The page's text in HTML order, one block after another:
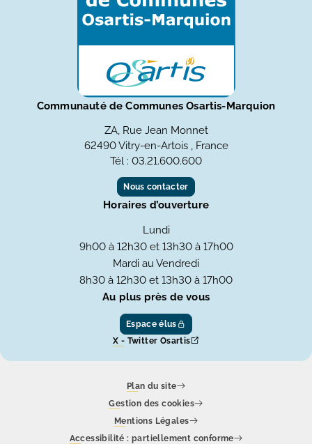
Communauté de Communes Osartis-Marquion
ZA, Rue Jean Monnet
62490 Vitry-en-Artois , France
Tél : 03.21.600.600
Nous contacter
Horaires d’ouverture
Lundi
9h00 à 12h30 et 13h30 à 17h00
Mardi au Vendredi
8h30 à 12h30 et 13h30 à 17h00
Au plus près de vous
Espace élus
X - Twitter Osartis
Plan du site
Gestion des cookies
Mentions Légales
Accessibilité : partiellement conforme